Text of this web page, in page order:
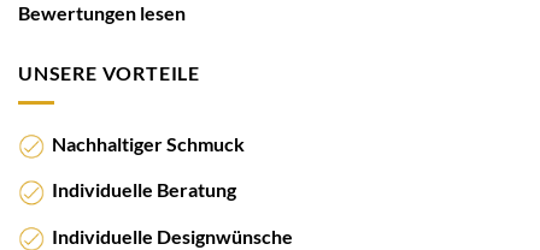
Bewertungen lesen
UNSERE VORTEILE
Nachhaltiger Schmuck
Individuelle Beratung
Individuelle Designwünsche